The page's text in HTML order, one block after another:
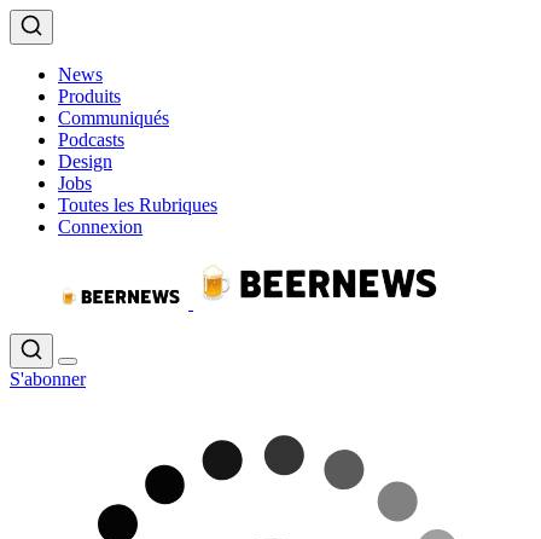
News
Produits
Communiqués
Podcasts
Design
Jobs
Toutes les Rubriques
Connexion
S'abonner